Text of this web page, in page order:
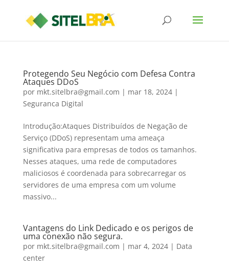
Protegendo Seu Negócio com Defesa Contra
Ataques DDoS
por mkt.sitelbra@gmail.com | mar 18, 2024|
Seguranca Digital
Introdução:Ataques Distribuídos de Negação de
Serviço (DDoS) representam uma ameaça
significativa para empresas de todos os tamanhos.
Nesses ataques, uma rede de computadores
maliciosos é coordenada para sobrecarregar os
servidores de uma empresa com um volume
massivo...
Vantagens do Link Dedicado e os perigos de
uma conexão não segura.
por mkt.sitelbra@gmail.com | mar 4, 2024| Data
center